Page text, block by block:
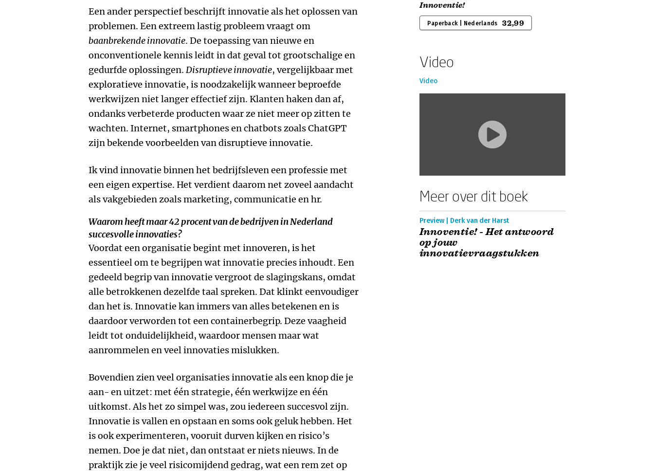
Een ander perspectief beschrijft innovatie als het oplossen van
problemen. Een extreem lastig probleem vraagt om
baanbrekende innovatie. De toepassing van nieuwe en
onconventionele kennis leidt in dat geval tot grootschalige en
gedurfde oplossingen. Disruptieve innovatie, vergelijkbaar met
exploratieve innovatie, is noodzakelijk wanneer beproefde
werkwijzen niet langer effectief zijn. Klanten haken dan af,
ondanks verbeterde producten waar ze niet meer op zitten te
wachten. Internet, smartphones en chatbots zoals ChatGPT
zijn bekende voorbeelden van disruptieve innovatie.
Ik vind innovatie binnen het bedrijfsleven een professie met
een eigen expertise. Het verdient daarom net zoveel aandacht
als vakgebieden zoals marketing, communicatie en hr.
Waarom heeft maar 42 procent van de bedrijven in Nederland
succesvolle innovaties?
Voordat een organisatie begint met innoveren, is het
essentieel om te begrijpen wat innovatie precies inhoudt. Een
gedeeld begrip van innovatie vergroot de slagingskans, omdat
alle betrokkenen dezelfde taal spreken. Dat klinkt eenvoudiger
dan het is. Innovatie kan immers van alles betekenen en is
daardoor verworden tot een containerbegrip. Deze vaagheid
leidt tot onduidelijkheid, waardoor mensen maar wat
aanrommelen en veel innovaties mislukken.
Bovendien zien veel organisaties innovatie als een knop die je
aan- en uitzet: met één strategie, één werkwijze en één
uitkomst. Als het zo simpel was, zou iedereen succesvol zijn.
Innovatie is vallen en opstaan en soms ook geluk hebben. Het
is ook experimenteren, vooruit durven kijken en risico’s
nemen. Doe je dat niet, dan ontstaat er niets nieuws. In de
praktijk zie je veel risicomijdend gedrag, wat een rem zet op
Innoventie!
Paperback | Nederlands 32,99
Video
Video
Meer over dit boek
Preview | Derk van der Harst
Innoventie! - Het antwoord
op jouw
innovatievraagstukken